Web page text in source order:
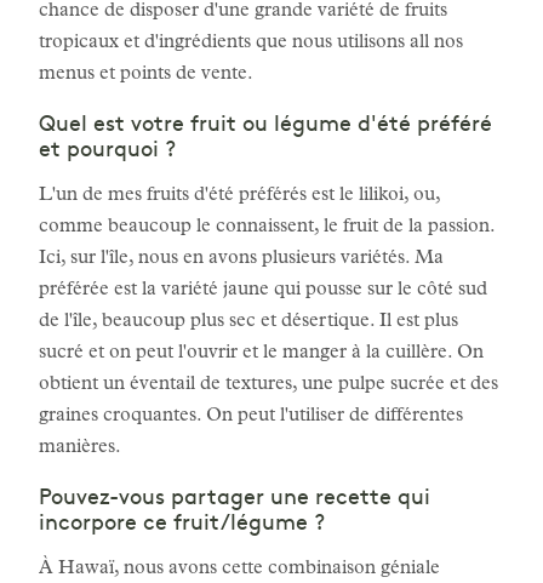
chance de disposer d'une grande variété de fruits
tropicaux et d'ingrédients que nous utilisons all nos
menus et points de vente.
Quel est votre fruit ou légume d'été préféré
et pourquoi ?
L'un de mes fruits d'été préférés est le lilikoi, ou,
comme beaucoup le connaissent, le fruit de la passion.
Ici, sur l'île, nous en avons plusieurs variétés. Ma
préférée est la variété jaune qui pousse sur le côté sud
de l'île, beaucoup plus sec et désertique. Il est plus
sucré et on peut l'ouvrir et le manger à la cuillère. On
obtient un éventail de textures, une pulpe sucrée et des
graines croquantes. On peut l'utiliser de différentes
manières.
Pouvez-vous partager une recette qui
incorpore ce fruit/légume ?
À Hawaï, nous avons cette combinaison géniale